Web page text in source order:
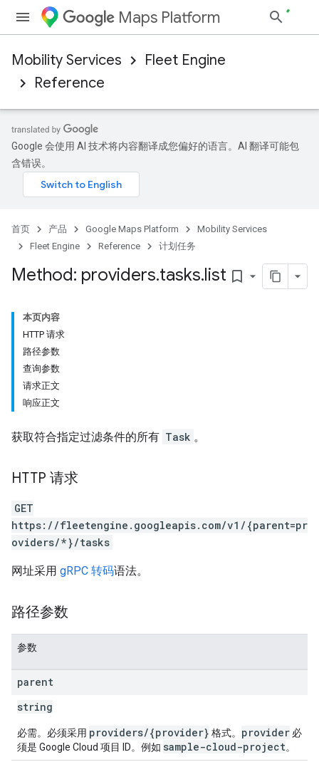
Maps Platform
Mobility Services
Fleet Engine
Reference
Google 会使用 AI 技术将内容翻译成您偏好的语言。AI 翻译可能包
含错误。
首页 产品 Google Maps Platform
Mobility Services
Fleet Engine
Reference 计划任务
Method: providers.tasks.list bookmark_border
本页内容
HTTP 请求
路径参数
查询参数
请求正文
响应正文
获取符合指定过滤条件的所有 Task 。
HTTP 请求
GET
https://fleetengine.googleapis.com/v1/{parent=pr
oviders/*}/tasks
网址采用 gRPC 转码语法。
路径参数
参数
parent
string
必需。必须采用 providers/{provider} 格式。 provider 必
须是 Google Cloud 项目 ID。例如 sample-cloud-project。